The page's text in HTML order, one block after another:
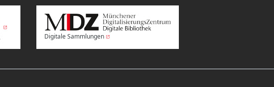
Digitale Sammlungen